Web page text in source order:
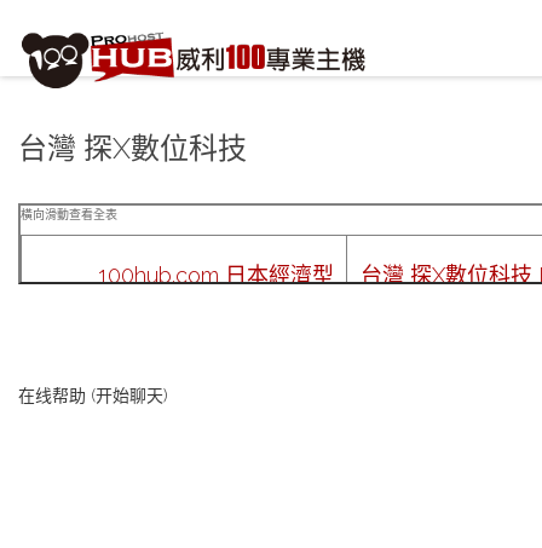
台灣 探X數位科技
100hub.com 日本經濟型
台灣 探X數位科技
以下為主機 圖片下載測試 ...
在线帮助 (开始聊天)
註冊/登入或註冊會員
密碼
加入會員
忘記您的密碼？